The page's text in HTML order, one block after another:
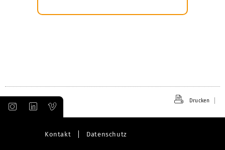
Drucken
Kontakt Datenschutz